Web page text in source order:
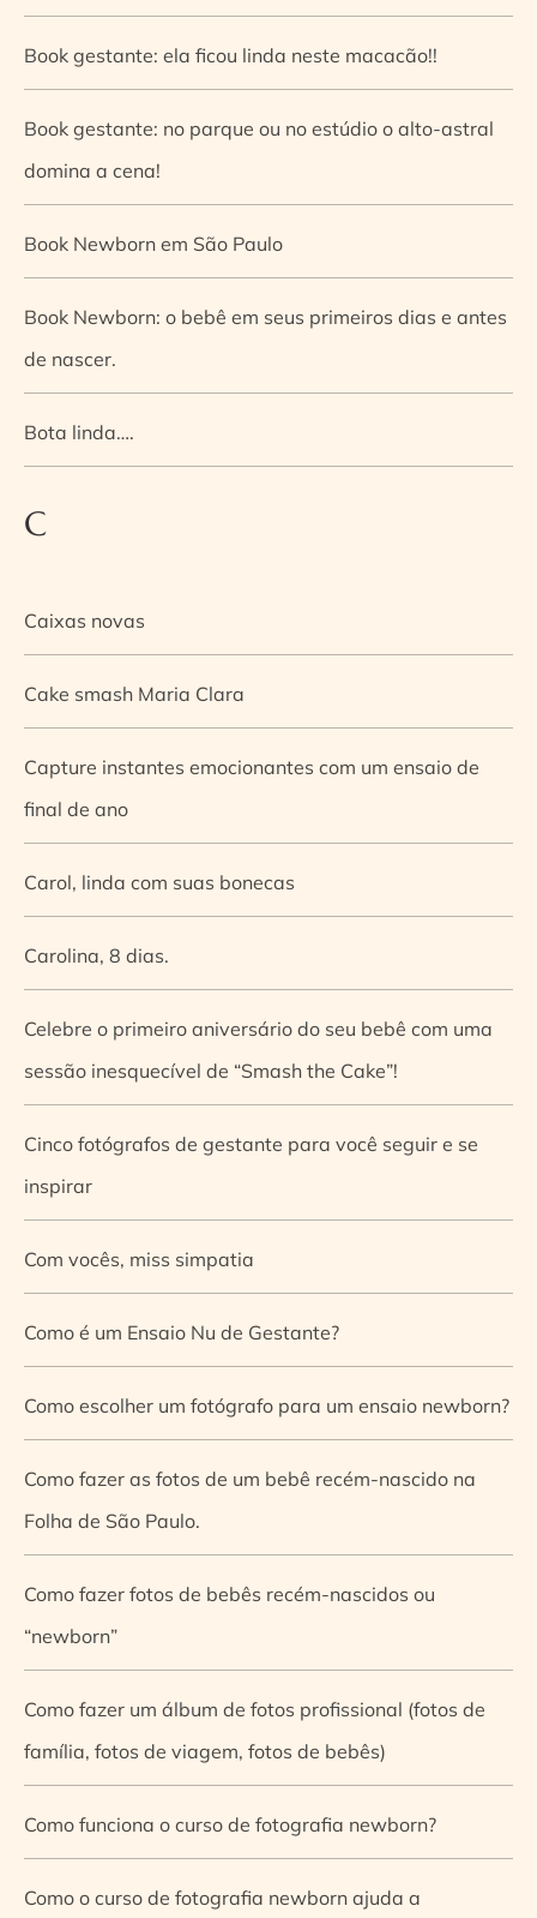
Book gestante: ela ficou linda neste macacão!!
Book gestante: no parque ou no estúdio o alto-astral
domina a cena!
Book Newborn em São Paulo
Book Newborn: o bebê em seus primeiros dias e antes
de nascer.
Bota linda….
C
Caixas novas
Cake smash Maria Clara
Capture instantes emocionantes com um ensaio de
final de ano
Carol, linda com suas bonecas
Carolina, 8 dias.
Celebre o primeiro aniversário do seu bebê com uma
sessão inesquecível de “Smash the Cake”!
Cinco fotógrafos de gestante para você seguir e se
inspirar
Com vocês, miss simpatia
Como é um Ensaio Nu de Gestante?
Como escolher um fotógrafo para um ensaio newborn?
Como fazer as fotos de um bebê recém-nascido na
Folha de São Paulo.
Como fazer fotos de bebês recém-nascidos ou
“newborn”
Como fazer um álbum de fotos profissional (fotos de
família, fotos de viagem, fotos de bebês)
Como funciona o curso de fotografia newborn?
Como o curso de fotografia newborn ajuda a